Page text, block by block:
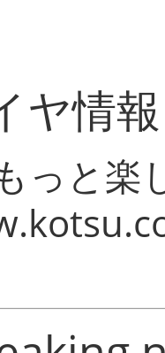
ヤ情
っと楽